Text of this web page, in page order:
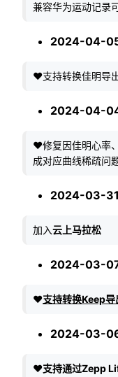
兼容华为运动记录
2024-04-
❤️支持转换佳明导
2024-04-
❤️修复因佳明心率
成对应曲线稀疏问
2024-03-31
加入云上马拉松
2024-03-
❤️支持转换Keep导
2024-03-
❤️支持通过Zepp